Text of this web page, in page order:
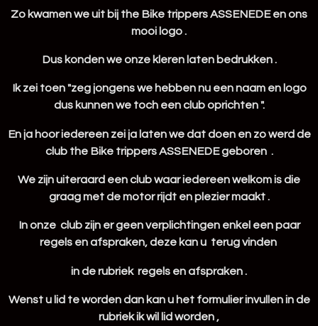
Zo kwamen we uit bij the Bike trippers ASSENEDE en ons
mooi logo .
Dus konden we onze kleren laten bedrukken .
Ik zei toen "zeg jongens we hebben nu een naam en logo
dus kunnen we toch een club oprichten ".
En ja hoor iedereen zei ja laten we dat doen en zo werd de
club the Bike trippers ASSENEDE geboren .
We zijn uiteraard een club waar iedereen welkom is die
graag met de motor rijdt en plezier maakt .
In onze club zijn er geen verplichtingen enkel een paar
regels en afspraken, deze kan u terug vinden
in de rubriek regels en afspraken .
Wenst u lid te worden dan kan u het formulier invullen in de
rubriek ik wil lid worden ,